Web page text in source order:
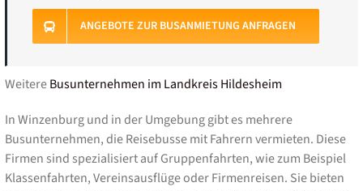
ANGEBOTE ZUR BUSANMIETUNG ANFRAGEN
WeitereBusunternehmen im Landkreis Hildesheim
In Winzenburg und in der Umgebung gibt es mehrere
Busunternehmen, die Reisebusse mit Fahrern vermieten. Diese
Firmen sind spezialisiert auf Gruppenfahrten, wie zum Beispiel
Klassenfahrten, Vereinsausflüge oder Firmenreisen. Sie bieten